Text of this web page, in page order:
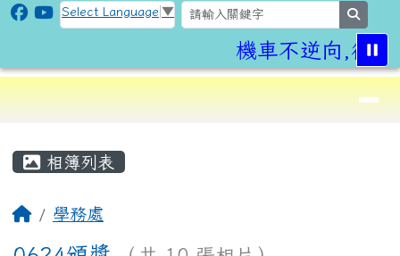
跳至主內容區
CLPS Site
Select Language ▼
機車不逆向,行車
⏸
導覽列
相簿列表
回首頁
學務處